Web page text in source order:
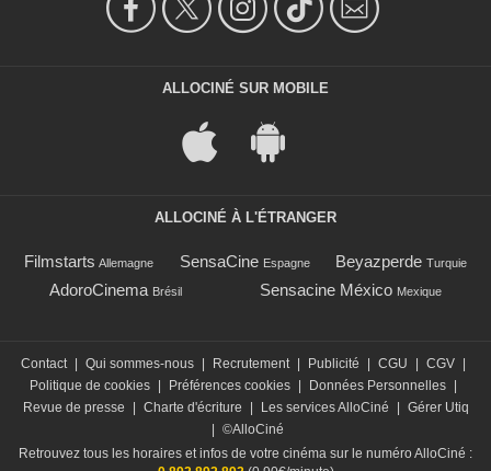
ALLOCINÉ SUR MOBILE
ALLOCINÉ À L'ÉTRANGER
Filmstarts Allemagne SensaCine Espagne Beyazperde Turquie
AdoroCinema Brésil Sensacine México Mexique
Contact Qui sommes-nous Recrutement Publicité CGU CGV
Politique de cookies
Préférences cookies Données Personnelles
Revue de presse
Charte d'écriture Les services AlloCiné
Gérer Utiq
©AlloCiné
Retrouvez tous les horaires et infos de votre cinéma sur le numéro AlloCiné :